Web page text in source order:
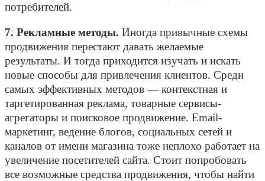
потребителей.
7. Рекламные методы. Иногда привычные схемы
продвижения перестают давать желаемые
результаты. И тогда приходится изучать и искать
новые способы для привлечения клиентов. Среди
самых эффективных методов — контекстная и
таргетированная реклама, товарные сервисы-
агрегаторы и поисковое продвижение. Email-
маркетинг, ведение блогов, социальных сетей и
каналов от имени магазина тоже неплохо работает на
увеличение посетителей сайта. Стоит попробовать
все возможные средства продвижения, чтобы найти